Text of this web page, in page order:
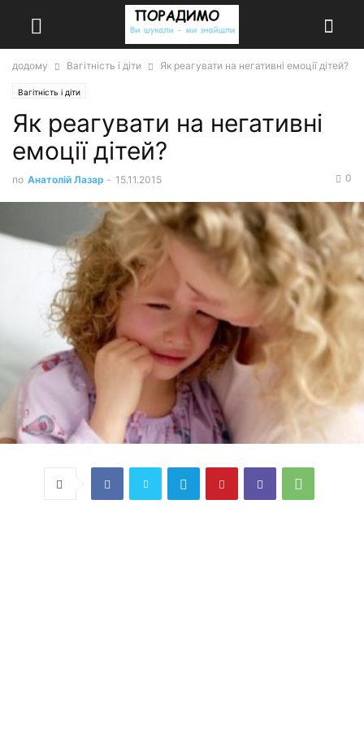
додому Вагітність і діти Як реагувати на негативні емоції дітей?
Вагітність і діти
Як реагувати на негативні
емоції дітей?
по Анатолій Лазар - 15.11.2015 0